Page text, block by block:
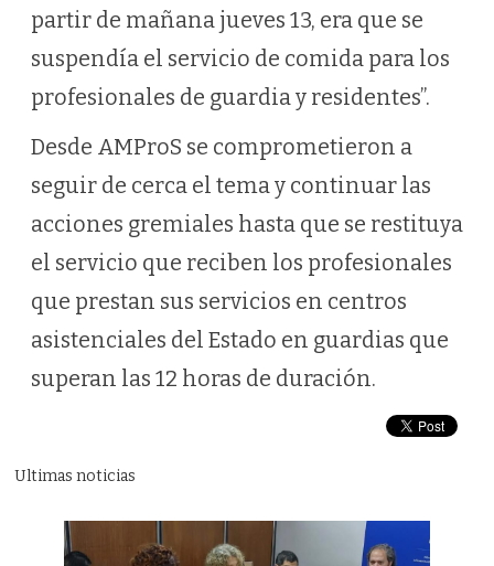
partir de mañana jueves 13, era que se
suspendía el servicio de comida para los
profesionales de guardia y residentes”.
Desde AMProS se comprometieron a
seguir de cerca el tema y continuar las
acciones gremiales hasta que se restituya
el servicio que reciben los profesionales
que prestan sus servicios en centros
asistenciales del Estado en guardias que
superan las 12 horas de duración.
Ultimas noticias